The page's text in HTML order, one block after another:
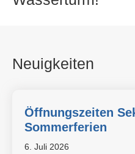
Neuigkeiten
Öffnungszeiten
Sommerferien
6. Juli 2026